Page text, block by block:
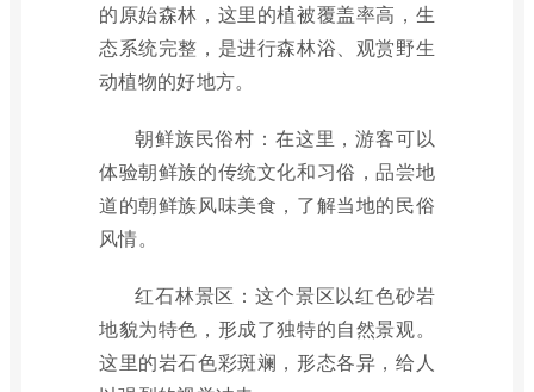
的原始森林，这里的植被覆盖率高，生
态系统完整，是进行森林浴、观赏野生
动植物的好地方。
朝鲜族民俗村：在这里，游客可以
体验朝鲜族的传统文化和习俗，品尝地
道的朝鲜族风味美食，了解当地的民俗
风情。
红石林景区：这个景区以红色砂岩
地貌为特色，形成了独特的自然景观。
这里的岩石色彩斑斓，形态各异，给人